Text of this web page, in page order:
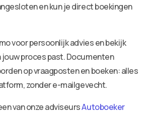
en kun je direct boekingen
voor persoonlijk advies en bekijk
proces past. Documenten
op vraagposten en boeken: alles
zonder e-mailgevecht.
van onze adviseursAutoboeker